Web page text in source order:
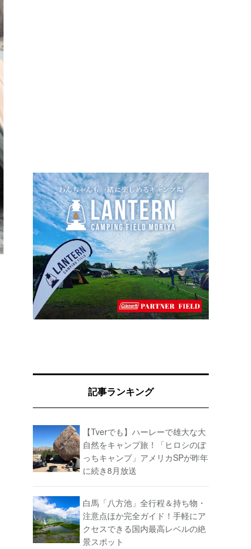
記事ランキング
【Tverでも】ハーレーで雄大な大
自然をキャンプ旅！「ヒロシのぼ
っちキャンプ」アメリカSPが昨年
に続き8月放送
白馬「八方池」全行程＆持ち物・
注意点ほか完全ガイド！手軽にア
クセスできる国内最高レベルの絶
景スポット